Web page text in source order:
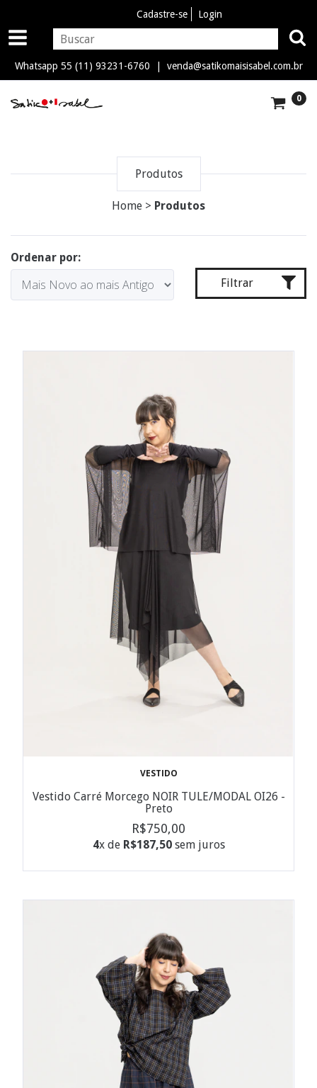
Cadastre-se Login
Whatsapp 55 (11) 93231-6760 | venda@satikomaisisabel.com.br
0
Produtos
Home > Produtos
Ordenar por:
Filtrar
VESTIDO
Vestido Carré Morcego NOIR TULE/MODAL OI26 -
Preto
R$750,00
4x de R$187,50sem juros